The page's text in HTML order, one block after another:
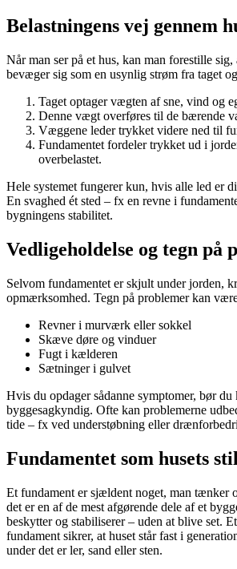
Belastningens vej gennem
Når man ser på et hus, kan man forestille sig,
bevæger sig som en usynlig strøm fra taget
Taget optager vægten af sne, vind og
Denne vægt overføres til de bærende
Væggene leder trykket videre ned til
Fundamentet fordeler trykket ud i
overbelastet.
Hele systemet fungerer kun, hvis alle led er
En svaghed ét sted – fx en revne i
bygningens stabilitet.
Vedligeholdelse og tegn på
Selvom fundamentet er skjult under jorden,
opmærksomhed. Tegn på problemer kan
Revner i murværk eller sokkel
Skæve døre og vinduer
Fugt i kælderen
Sætninger i gulvet
Hvis du opdager sådanne symptomer, bør du
byggesagkyndig. Ofte kan problemerne
tide – fx ved understøbning eller
Fundamentet som husets
Et fundament er sjældent noget, man tænker
det er en af de mest afgørende dele af et
beskytter og stabiliserer – uden at blive set.
fundament sikrer, at huset står fast i
under det er ler, sand eller sten.